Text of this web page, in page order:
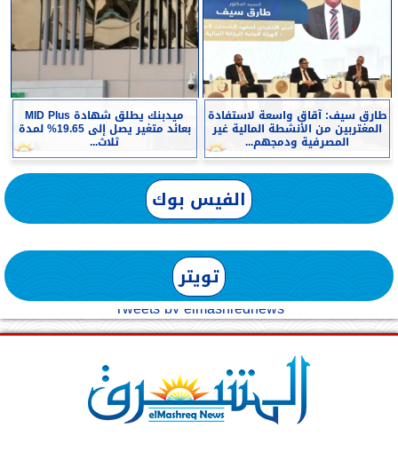
طارق سيف: آقاق واسعة لاستفادة
المغتربين من الأنشطة المالية غير
المصرفية ودمجهم...
ميدبنك يطلق شهادة MID Plus
بعائد متغير يصل إلى 19.65% لمدة
ثلاث...
الفيس بوك
تويتر
Tweets by elmashreqnews